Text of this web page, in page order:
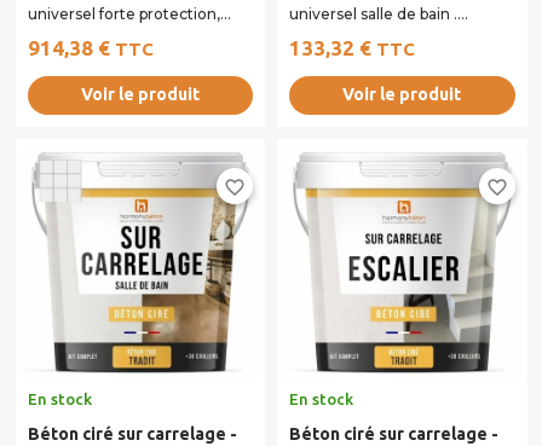
universel forte protection,
idéal pour rénover toutes
vos...
914,38 € TTC
Voir le produit
universel salle de bain .
Recouvrez n'importe quelle
surface...
133,32 € TTC
Voir le produit
favorite_border
En stock
Béton ciré sur carrelage -
favorite_border
En stock
Béton ciré sur carrelage -